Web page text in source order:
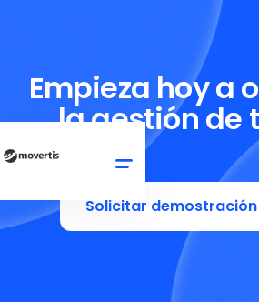
Empieza hoy a
la gestión de
Solicitar